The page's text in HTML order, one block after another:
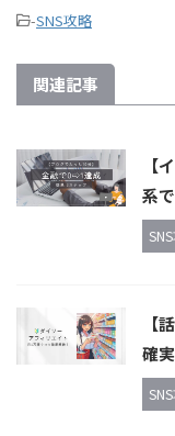
-SNS攻略
関連記事
【
系
【
確